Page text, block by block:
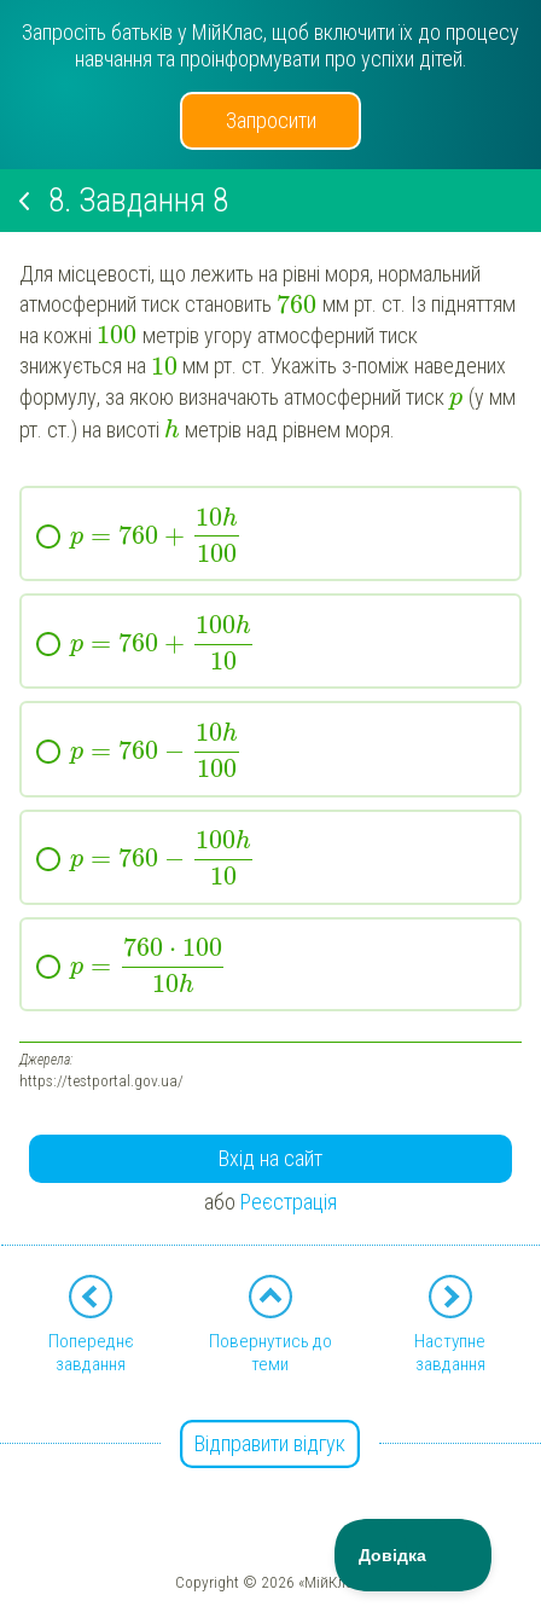
Запросіть батьків у МійКлас, щоб включити їх до процесу
навчання та проінформувати про успіхи дітей.
Запросити
8. Завдання 8
Для місцевості, що лежить на рівні моря, нормальний
атмосферний тиск становить 760 мм рт. ст. Із підняттям
на кожні 100 метрів угору атмосферний тиск
знижується на 10 мм рт. ст. Укажіть з-поміж наведених
формулу, за якою визначають атмосферний тиск p (у мм
рт. ст.) на висоті h метрів над рівнем моря.
p = 760 +
10h
100
p = 760 +
100h
10
p = 760 −
10h
100
p = 760 −
100h
10
p =
760 ⋅ 100
10h
Джерела:
https://testportal.gov.ua/
Вхід на сайт
або Реєстрація
Попереднє
завдання
Повернутись до
теми
Наступне
завдання
Відправити відгук
Copyright © 2026 «МійКлас»